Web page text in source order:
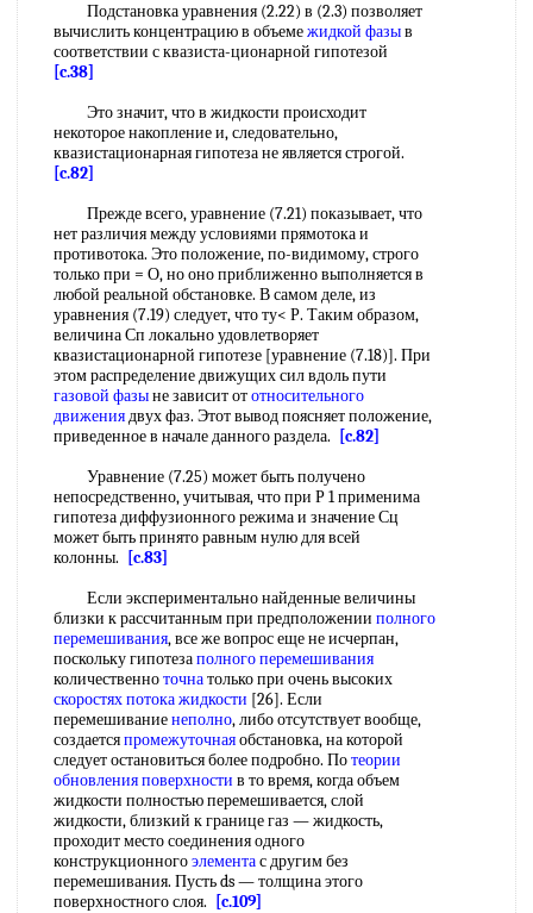
Подстановка уравнения (2.22) в (2.3) позволяет
вычислить концентрацию в объемежидкой фазыв
соответствии с квазиста-ционарной гипотезой
[c.38]
Это значит, что в жидкости происходит
некоторое накопление и, следовательно,
квазистационарная гипотеза не является строгой.
[c.82]
Прежде всего, уравнение (7.21) показывает, что
нет различия между условиями прямотока и
противотока. Это положение, по-видимому, строго
только при = О, но оно приближенно выполняется в
любой реальной обстановке. В самом деле, из
уравнения (7.19) следует, что ту< Р. Таким образом,
величина Сп локально удовлетворяет
квазистационарной гипотезе [уравнение (7.18)]. При
этом распределение движущих сил вдоль пути
газовой фазыне зависит ототносительного
движениядвух фаз. Этот вывод поясняет положение,
приведенное в начале данного раздела.
[c.82]
Уравнение (7.25) может быть получено
непосредственно, учитывая, что при Р 1 применима
гипотеза диффузионного режима и значение Сц
может быть принято равным нулю для всей
колонны.
[c.83]
Если экспериментально найденные величины
близки к рассчитанным при предположении полного
перемешивания, все же вопрос еще не исчерпан,
поскольку гипотезаполного перемешивания
количественноточнатолько при очень высоких
скоростях потока жидкости [26]. Если
перемешиваниенеполно, либо отсутствует вообще,
создаетсяпромежуточнаяобстановка, на которой
следует остановиться более подробно. Потеории
обновления поверхности в то время, когда объем
жидкости полностью перемешивается, слой
жидкости, близкий к границе газ — жидкость,
проходит место соединения одного
конструкционногоэлементас другим без
перемешивания. Пусть ds — толщина этого
поверхностного слоя.
[c.109]